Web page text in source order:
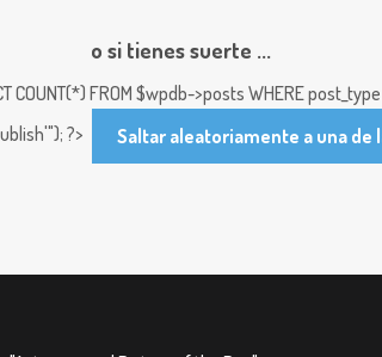
o si tienes suerte ...
COUNT(*) FROM $wpdb->posts WHERE
?>
Saltar aleatoriamente a una de